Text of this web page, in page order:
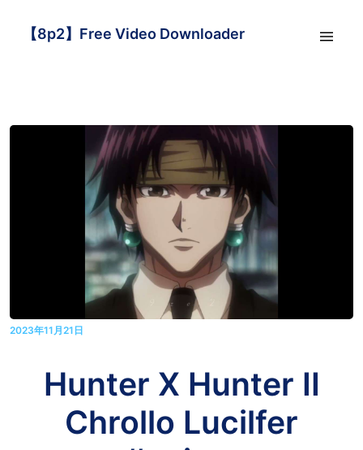
【8p2】Free Video Downloader
2023年11月21日
Hunter X Hunter II
Chrollo Lucilfer